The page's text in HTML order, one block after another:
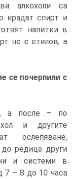
алкохоли са
крадат спирт и
напитки в
не е етилов, а
се почерпили с
а после – по
и другите
ослепяване,
редица други
и системи в
7 – 8 до 10 часа